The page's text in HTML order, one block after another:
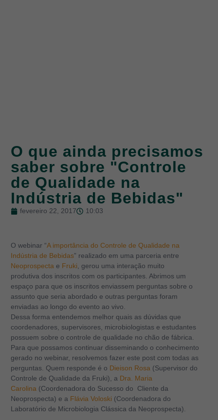
O que ainda precisamos
saber sobre "Controle
de Qualidade na
Indústria de Bebidas"
fevereiro 22, 2017 10:03
O webinar “A importância do Controle de Qualidade na
Indústria de Bebidas” realizado em uma parceria entre
Neoprospecta e Fruki , gerou uma interação muito
produtiva dos inscritos com os participantes. Abrimos um
espaço para que os inscritos enviassem perguntas sobre o
assunto que seria abordado e outras perguntas foram
enviadas ao longo do evento ao vivo.
Dessa forma entendemos melhor quais as dúvidas que
coordenadores, supervisores, microbiologistas e estudantes
possuem sobre o controle de qualidade no chão de fábrica.
Para que possamos continuar disseminando o conhecimento
gerado no webinar, resolvemos fazer este post com todas as
perguntas. Quem responde é o Dieison Rosa (Supervisor do
Controle de Qualidade da Fruki), a Dra. Maria
Carolina (Coordenadora do Sucesso do Cliente da
Neoprospecta) e a Flávia Voloski (Coordenadora do
Laboratório de Microbiologia Clássica da Neoprospecta).